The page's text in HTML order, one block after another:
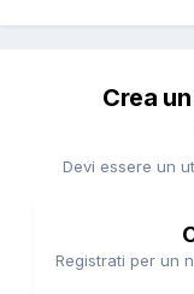
Crea
Devi essere un
Registrati per un